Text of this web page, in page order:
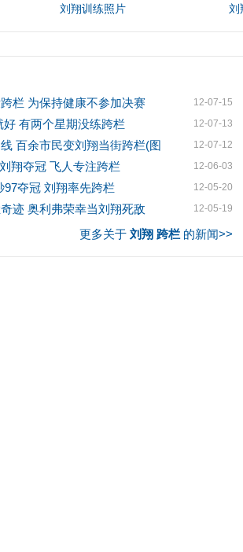
刘翔训练照片 刘
12-07-15
栏 为保持健康不参加决赛
12-07-13
有两个星期没练跨栏
12-07-12
百余市民变刘翔当街跨栏(图
12-06-03
翔夺冠 飞人专注跨栏
12-05-20
97夺冠 刘翔率先跨栏
12-05-19
迹 奥利弗荣幸当刘翔死敌
更多关于 刘翔 跨栏 的新闻>>